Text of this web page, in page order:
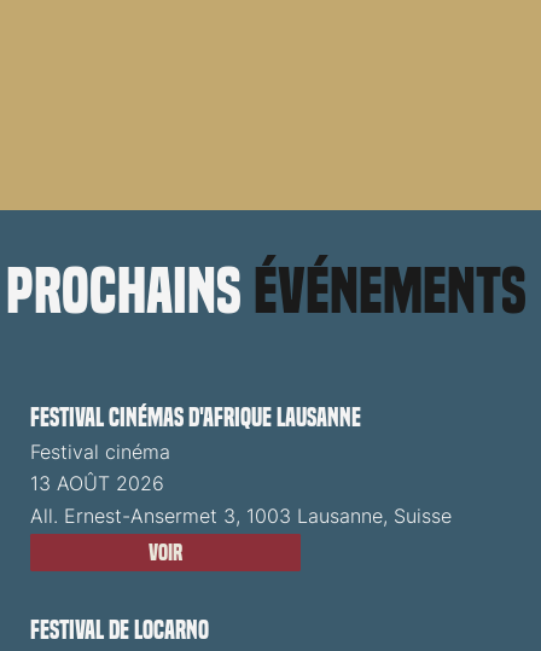
prochains événements
Festival cinémas d'Afrique Lausanne
Festival cinéma
13 AOÛT 2026
All. Ernest-Ansermet 3, 1003 Lausanne, Suisse
Voir
Festival de Locarno